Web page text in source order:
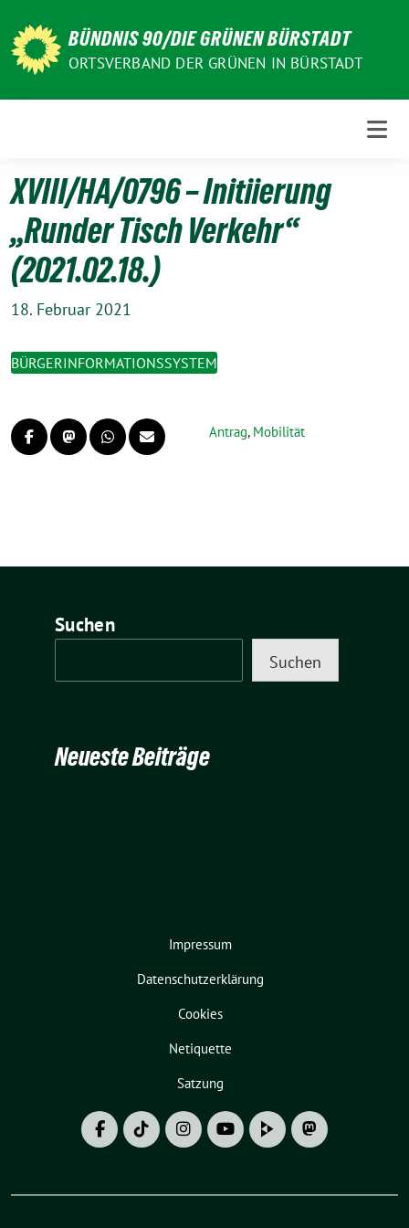
zum
Inhalt
BÜNDNIS 90/DIE GRÜNEN BÜRSTADT
ORTSVERBAND DER GRÜNEN IN BÜRSTADT
XVIII/HA/0796 – Initiierung
„Runder Tisch Verkehr“
(2021.02.18.)
18. Februar 2021
BÜRGERINFORMATIONSSYSTEM
Antrag, Mobilität
Suchen
Suchen
Neueste Beiträge
Impressum
Datenschutzerklärung
Cookies
Netiquette
Satzung